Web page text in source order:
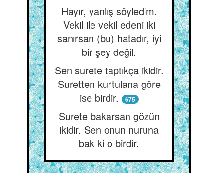
Hayır, yanlış söyledim.
Vekil ile vekil edeni iki
sanırsan (bu) hatadır, iyi
bir şey değil.
Sen surete taptıkça ikidir.
Suretten kurtulana göre
ise birdir.
675
Surete bakarsan gözün
ikidir. Sen onun nuruna
bak ki o birdir.